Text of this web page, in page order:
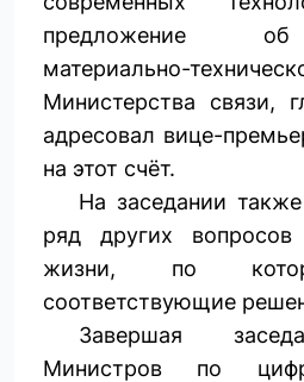
предложение об
материально-
Министерства связи,
адресовал вице-
на этот счёт.
На заседании
ряд других вопросов
жизни, по
соответствующие
Завершая
Министров по